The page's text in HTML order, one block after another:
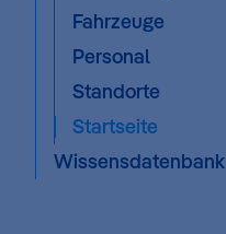
Fahrzeuge
Personal
Standorte
Startseite
Wissensdatenbank